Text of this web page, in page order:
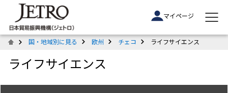
マイページ
国・地域別に見る 欧州 チェコ ライフサイエンス
ライフサイエンス